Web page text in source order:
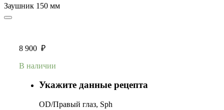
Заушник 150 мм
8 900 ₽
В наличии
Укажите данные рецепта
OD/Правый глаз, Sph